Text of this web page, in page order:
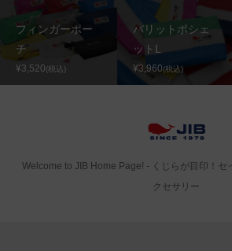
フィンガーポー
チ
¥3,520(税込)
バリットポシェ
ットL
¥3,960(税込)
Welcome to JIB Home Page! ‐ くじらが目印！セ
クセサリー